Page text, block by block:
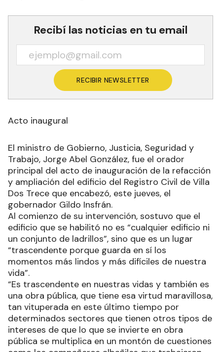
Recibí las noticias en tu email
RECIBIR NEWSLETTER
Acto inaugural
El ministro de Gobierno, Justicia, Seguridad y
Trabajo, Jorge Abel González, fue el orador
principal del acto de inauguración de la refacción
y ampliación del edificio del Registro Civil de Villa
Dos Trece que encabezó, este jueves, el
gobernador Gildo Insfrán.
Al comienzo de su intervención, sostuvo que el
edificio que se habilitó no es “cualquier edificio ni
un conjunto de ladrillos”, sino que es un lugar
“trascendente porque guarda en sí los
momentos más lindos y más difíciles de nuestra
vida”.
“Es trascendente en nuestras vidas y también es
una obra pública, que tiene esa virtud maravillosa,
tan vituperada en este último tiempo por
determinados sectores que tienen otros tipos de
intereses de que lo que se invierte en obra
pública se multiplica en un montón de cuestiones